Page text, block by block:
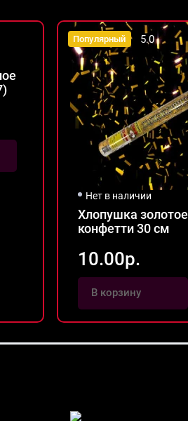
Популярный 5.0
Нет в наличии
Хлопушка золотое
конфетти 30 см
10.00р.
В корзину